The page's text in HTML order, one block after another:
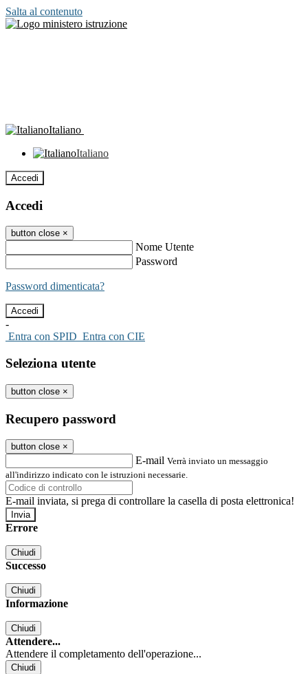
Salta al contenuto
Italiano
Italiano
Accedi
Accedi
button close ×
Nome Utente
Password
Password dimenticata?
-
Entra con SPID Entra con CIE
Seleziona utente
button close ×
Recupero password
button close ×
E-mail Verrà inviato un messaggio
all'indirizzo indicato con le istruzioni necessarie.
E-mail inviata, si prega di controllare la casella di posta elettronica!
Errore
Chiudi
Successo
Chiudi
Informazione
Chiudi
Attendere...
Attendere il completamento dell'operazione...
Chiudi